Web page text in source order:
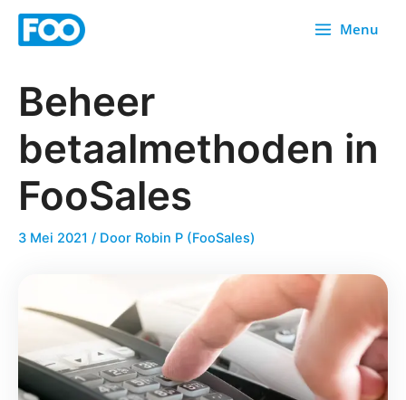
Overslaan
Menu
Beheer
betaalmethoden in
FooSales
3 Mei 2021 / Door Robin P (FooSales)